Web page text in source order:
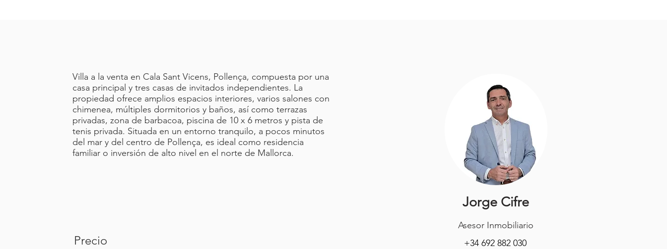
Villa a la venta en Cala Sant Vicens, Pollença, compuesta por una
casa principal y tres casas de invitados independientes. La
propiedad ofrece amplios espacios interiores, varios salones con
chimenea, múltiples dormitorios y baños, así como terrazas
privadas, zona de barbacoa, piscina de 10 x 6 metros y pista de
tenis privada. Situada en un entorno tranquilo, a pocos minutos
del mar y del centro de Pollença, es ideal como residencia
familiar o inversión de alto nivel en el norte de Mallorca.
Precio
Jorge Cifre
Asesor Inmobiliario
+34 692 882 030